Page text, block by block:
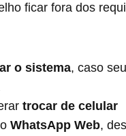
ficar fora dos
o sistema, caso
trocar de celular
WhatsApp Web,